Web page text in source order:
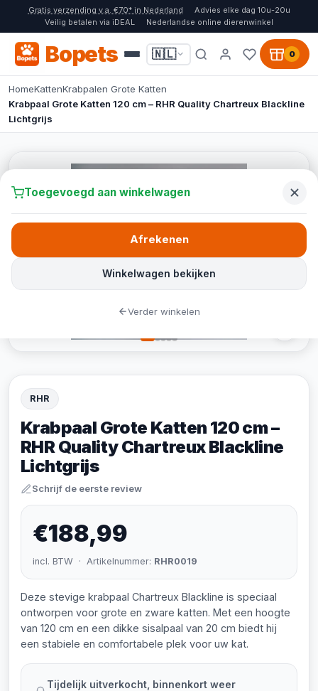
Gratis verzending v.a. €70* in Nederland
Advies elke dag 10u-20u
Veilig betalen via iDEAL
Nederlandse online dierenwinkel
Bopets 🇳🇱 0
HomeKattenKrabpalen Grote Katten
Krabpaal Grote Katten 120 cm – RHR Quality Chartreux Blackline
Lichtgrijs
RHR
Krabpaal Grote Katten 120 cm –
RHR Quality Chartreux Blackline
Lichtgrijs
Schrijf de eerste review
€188,99
incl. BTW · Artikelnummer: RHR0019
Deze stevige krabpaal Chartreux Blackline is speciaal
ontworpen voor grote en zware katten. Met een hoogte
van 120 cm en een dikke sisalpaal van 20 cm biedt hij
een stabiele en comfortabele plek voor uw kat.
Tijdelijk uitverkocht, binnenkort weer
Toegevoegd aan winkelwagen
Winkelwagen bekijken
Afrekenen
Verder winkelen